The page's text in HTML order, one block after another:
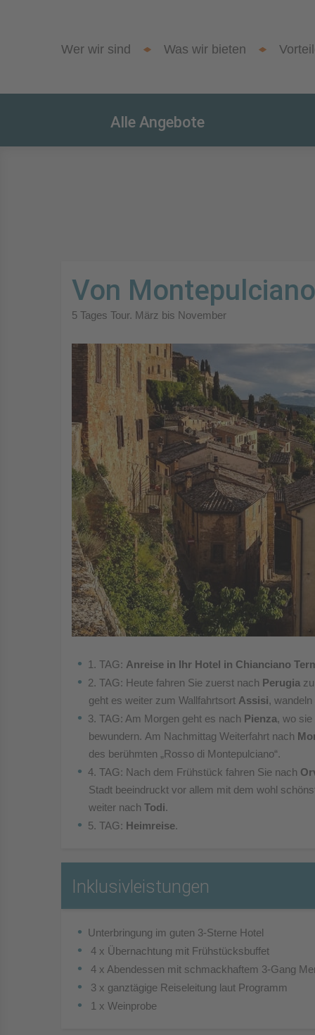
Wer wir sind Was wir bieten
Alle Angebote
Von
5 Tages Tour. März bis November
1. TAG: Anreise in Ihr Hotel in Chianciano
2. TAG: Heute fahren Sie zuerst nach Perugia
geht es weiter zum Wallfahrtsort Assisi, wandeln
3. TAG: Am Morgen geht es nach Pienza, wo sie
bewundern. Am Nachmittag Weiterfahrt nach
des berühmten „Rosso di Montepulciano“.
4. TAG: Nach dem Frühstück fahren Sie nach
Stadt beeindruckt vor allem mit dem wohl
weiter nach Todi.
5. TAG: Heimreise.
Inklusivleistungen
Unterbringung im guten 3-Sterne Hotel
4 x Übernachtung mit Frühstücksbuffet
4 x Abendessen mit schmackhaftem 3-Gang
3 x ganztägige Reiseleitung laut Programm
1 x Weinprobe